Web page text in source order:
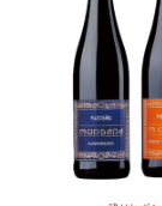
ポルトガル / ロ
イン トップ50に選出
パークリング。
1. カブ
ムンドゥス
ワイン・エンスージア
ポルトガル / ロ
イン トップ50に選出